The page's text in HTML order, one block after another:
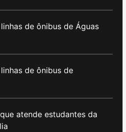
de ônibus de Águas
de ônibus de
atende estudantes da